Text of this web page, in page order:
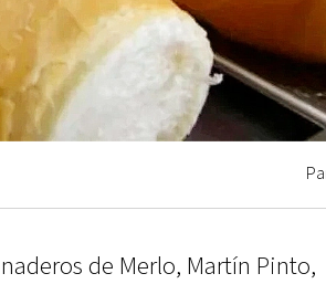
de Merlo, Martín Pinto,